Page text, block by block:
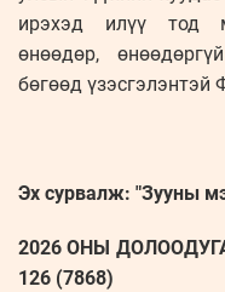
ирэхэд илүү тод
өнөөдөр,
бөгөөд үзэсгэлэнтэй
Эх сурвалж: "Зууны
2026 ОНЫ
126 (7868)